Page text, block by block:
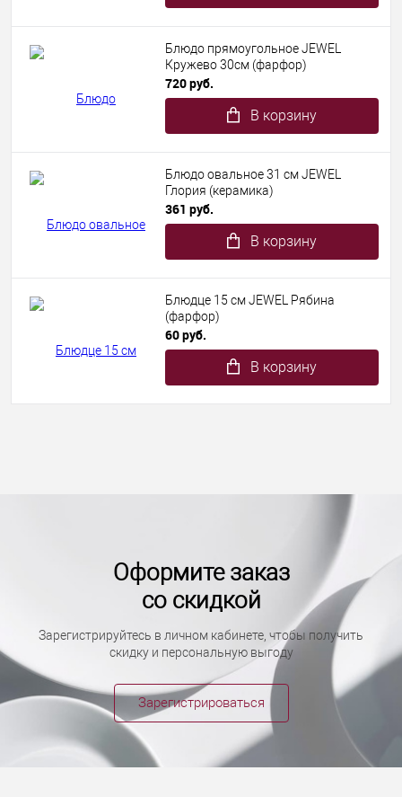
Блюдо прямоугольное JEWEL
Кружево 30см (фарфор)
720 руб.
В корзину
Блюдо овальное 31 см JEWEL
Глория (керамика)
361 руб.
В корзину
Блюдце 15 см JEWEL Рябина
(фарфор)
60 руб.
В корзину
Оформите заказ
со скидкой
Зарегистрируйтесь в личном кабинете, чтобы получить
скидку и персональную выгоду
Зарегистрироваться